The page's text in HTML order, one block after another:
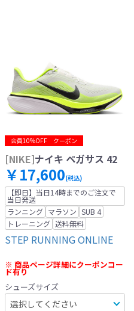
会員10%OFF クーポン
[NIKE]ナイキ ペガサス 42
￥17,600(税込)
【即日】当日14時までのご注文で
当日発送
ランニング マラソン SUB 4
トレーニング 送料無料
STEP RUNNING ONLINE
※ 商品ページ詳細にクーポンコー
ド有り
シューズサイズ